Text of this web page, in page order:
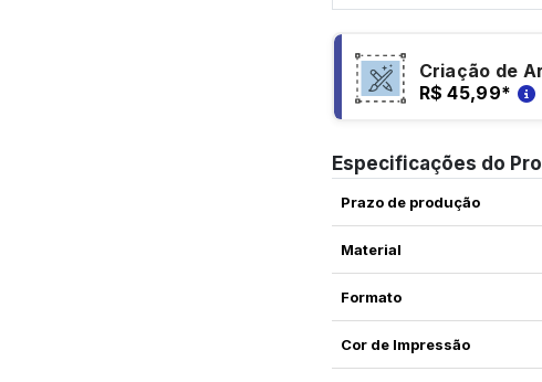
Criação de
R$ 45,99*
Especificações do
Prazo de produção
Material
Formato
Cor de Impressão